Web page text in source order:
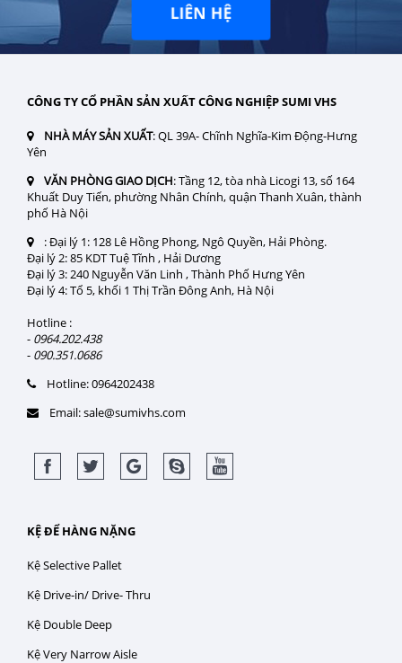
LIÊN HỆ
CÔNG TY CỔ PHẦN SẢN XUẤT CÔNG NGHIỆP SUMI VHS
NHÀ MÁY SẢN XUẤT: QL 39A- Chĩnh Nghĩa-Kim Động-Hưng
Yên
VĂN PHÒNG GIAO DỊCH: Tầng 12, tòa nhà Licogi 13, số 164
Khuất Duy Tiến, phường Nhân Chính, quận Thanh Xuân, thành
phố Hà Nội
:Đại lý 1: 128 Lê Hồng Phong, Ngô Quyền, Hải Phòng.
Đại lý 2: 85 KDT Tuệ Tĩnh , Hải Dương
Đại lý 3: 240 Nguyễn Văn Linh , Thành Phố Hưng Yên
Đại lý 4: Tổ 5, khối 1 Thị Trần Đông Anh, Hà Nội
Hotline :
- 0964.202.438
- 090.351.0686
Hotline: 0964202438
Email: sale@sumivhs.com
KỆ ĐỂ HÀNG NẶNG
Kệ Selective Pallet
Kệ Drive-in/ Drive- Thru
Kệ Double Deep
Kệ Very Narrow Aisle